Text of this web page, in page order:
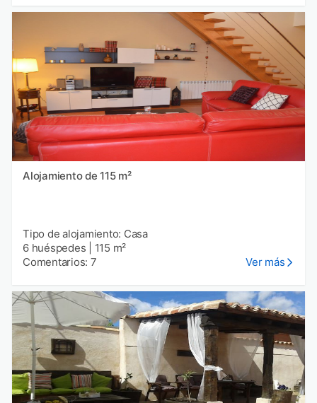
Alojamiento de 115 m²
Tipo de alojamiento: Casa
6 huéspedes
115 m²
Comentarios: 7
Ver más